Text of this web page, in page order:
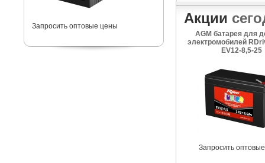
Запросить оптовые цены Акции
AGM батарея для
электромобилей
EV12-8,5-25
Запросить